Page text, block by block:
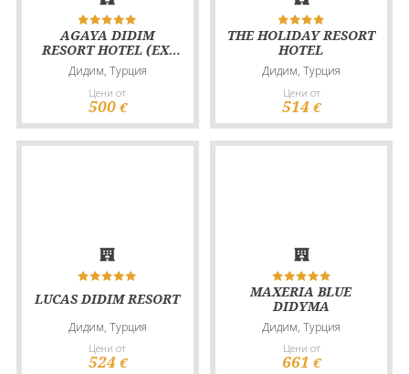
AGAYA DIDIM
RESORT HOTEL (EX.
PRIVE HOTEL)
Дидим, Турция
Цени от
500 €
THE HOLIDAY RESORT
HOTEL
Дидим, Турция
Цени от
514 €
LUCAS DIDIM RESORT
Дидим, Турция
Цени от
524 €
MAXERIA BLUE
DIDYMA
Дидим, Турция
Цени от
661 €